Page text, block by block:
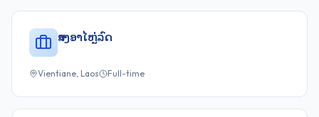
ສາງອາໄຫຼ່ລົດ
Vientiane, Laos Full-time